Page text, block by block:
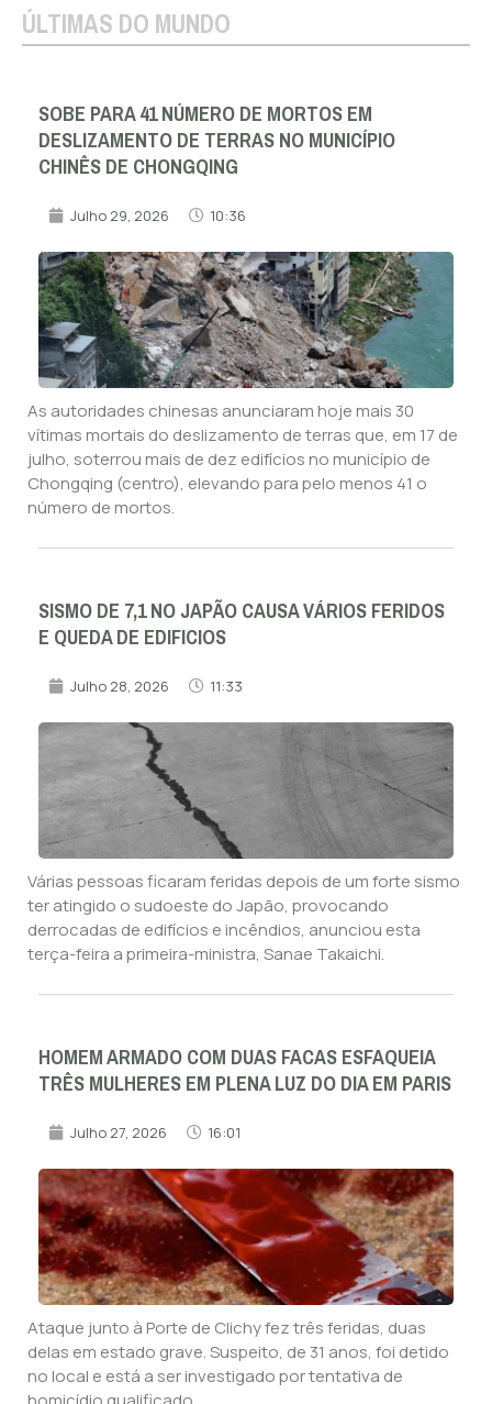
ÚLTIMAS DO MUNDO
SOBE PARA 41 NÚMERO DE MORTOS EM
DESLIZAMENTO DE TERRAS NO MUNICÍPIO
CHINÊS DE CHONGQING
Julho 29, 2026 10:36
As autoridades chinesas anunciaram hoje mais 30
vítimas mortais do deslizamento de terras que, em 17 de
julho, soterrou mais de dez edifícios no município de
Chongqing (centro), elevando para pelo menos 41 o
número de mortos.
SISMO DE 7,1 NO JAPÃO CAUSA VÁRIOS FERIDOS
E QUEDA DE EDIFICIOS
Julho 28, 2026 11:33
Várias pessoas ficaram feridas depois de um forte sismo
ter atingido o sudoeste do Japão, provocando
derrocadas de edifícios e incêndios, anunciou esta
terça-feira a primeira-ministra, Sanae Takaichi.
HOMEM ARMADO COM DUAS FACAS ESFAQUEIA
TRÊS MULHERES EM PLENA LUZ DO DIA EM PARIS
Julho 27, 2026 16:01
Ataque junto à Porte de Clichy fez três feridas, duas
delas em estado grave. Suspeito, de 31 anos, foi detido
no local e está a ser investigado por tentativa de